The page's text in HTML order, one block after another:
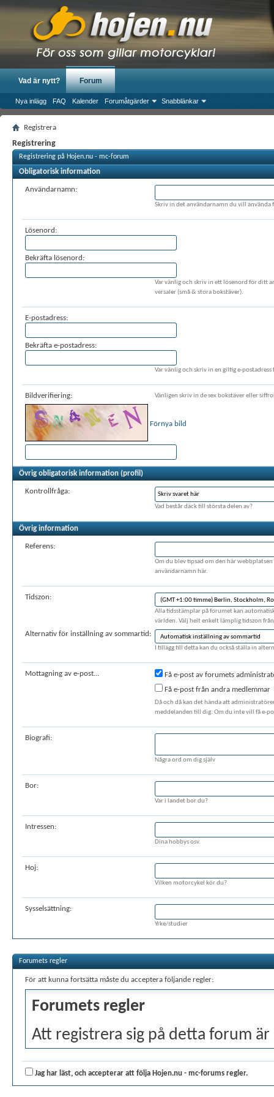
Vad är nytt? Forum
Nya inlägg FAQ Kalender Forumåtgärder Snabblänkar
Registrera
Registrering
Registrering på Hojen.nu - mc-forum
Obligatorisk information
Användarnamn:
Skriv in det användarnamn du vill använda
Lösenord:
Bekräfta lösenord:
Var vänlig och skriv in ett lösenord för ditt
versaler (små & stora bokstäver).
E-postadress:
Bekräfta e-postadress:
Var vänlig och skriv in en giltig e-
Bildverifiering: Vänligen skriv in de sex bokstäver eller
Förnya bild
Övrig obligatorisk information (profil)
Kontrollfråga:
Vad består däck till största delen av?
Övrig information
Referens:
Om du blev tipsad om den här
användarnamn här.
Tidszon:
Alla tidsstämplar på forumet kan
världen. Välj helt enkelt lämplig tidszon
Alternativ för inställning av sommartid:
I tillägg till detta kan du också ställa in
Mottagning av e-post...
Få e-post av forumets
Få e-post från andra medlemmar
Då och då kan det hända att
meddelanden till dig. Om du inte vill få e-
Biografi:
Några ord om dig själv
Bor:
Var i landet bor du?
Intressen:
Dina hobbys osv.
Hoj:
Vilken motorcykel kör du?
Sysselsättning:
Yrke/studier
Forumets regler
För att kunna fortsätta måste du acceptera följande regler:
Forumets regler
Att registrera sig på detta forum
regler, bocka i rutan att du har
Jag har läst, och accepterar att följa Hojen.nu - mc-forums regler.